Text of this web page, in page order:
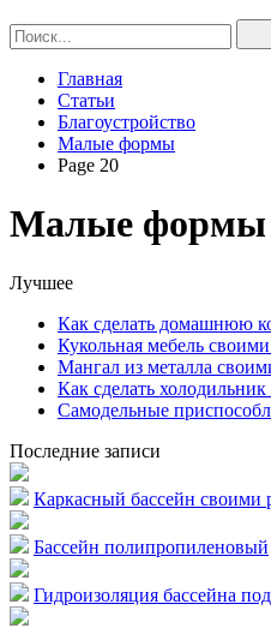
Главная
Статьи
Благоустройство
Малые формы
Page 20
Малые формы
Лучшее
Как сделать домашнюю
Кукольная мебель
Мангал из металла
Как сделать
Самодельные
Последние записи
Каркасный бассейн своими
Бассейн полипропиленовый
Гидроизоляция бассейна